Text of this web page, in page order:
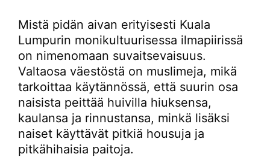
Mistä pidän aivan erityisesti Kuala
Lumpurin monikultuurisessa ilmapiirissä
on nimenomaan suvaitsevaisuus.
Valtaosa väestöstä on muslimeja, mikä
tarkoittaa käytännössä, että suurin osa
naisista peittää huivilla hiuksensa,
kaulansa ja rinnustansa, minkä lisäksi
naiset käyttävät pitkiä housuja ja
pitkähihaisia paitoja.